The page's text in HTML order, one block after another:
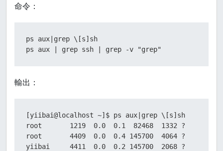
命令：
ps aux|grep \[s]sh
ps aux | grep ssh | grep -v "grep"
輸出：
[yiibai@localhost ~]$ ps aux|grep \[s]sh
root       1219  0.0  0.1  82468  1332 ?
root       4409  0.0  0.4 145700  4064 ?
yiibai     4411  0.0  0.2 145700  2068 ?        S